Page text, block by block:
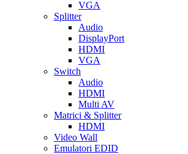
VGA
Splitter
Audio
DisplayPort
HDMI
VGA
Switch
Audio
HDMI
Multi AV
Matrici & Splitter
HDMI
Video Wall
Emulatori EDID